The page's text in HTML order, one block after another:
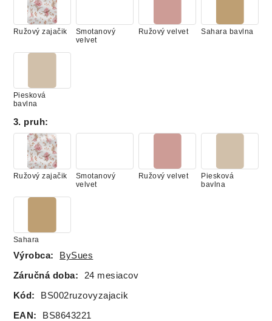
Ružový zajačik
Smotanový
velvet
Ružový velvet Sahara bavlna
Piesková
bavlna
3. pruh:
Ružový zajačik
Smotanový
velvet
Ružový velvet
Piesková
bavlna
Sahara
Výrobca: BySues
Záručná doba: 24 mesiacov
Kód: BS002ruzovyzajacik
EAN: BS8643221